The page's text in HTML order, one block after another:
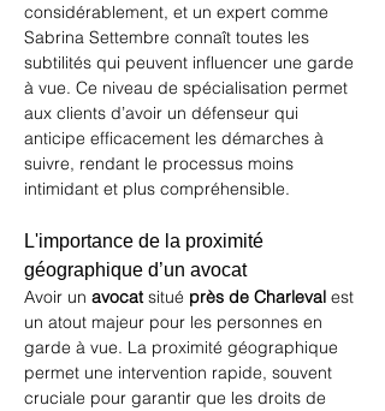
considérablement, et un expert comme
Sabrina Settembre connaît toutes les
subtilités qui peuvent influencer une garde
à vue. Ce niveau de spécialisation permet
aux clients d’avoir un défenseur qui
anticipe efficacement les démarches à
suivre, rendant le processus moins
intimidant et plus compréhensible.
L'importance de la proximité
géographique d’un avocat
Avoir un avocat situé près de Charleval est
un atout majeur pour les personnes en
garde à vue. La proximité géographique
permet une intervention rapide, souvent
cruciale pour garantir que les droits de